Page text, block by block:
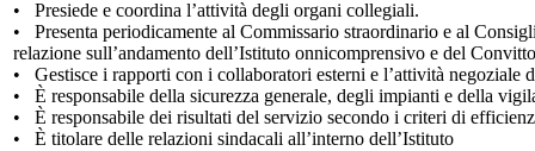
• Presiede e coordina l’attività degli organi collegiali.
• Presenta periodicamente al Commissario straordinario e al
relazione sull’andamento dell’Istituto onnicomprensivo e del
• Gestisce i rapporti con i collaboratori esterni e l’attività negoziale
• È responsabile della sicurezza generale, degli impianti e della
• È responsabile dei risultati del servizio secondo i criteri di
• È titolare delle relazioni sindacali all’interno dell’Istituto